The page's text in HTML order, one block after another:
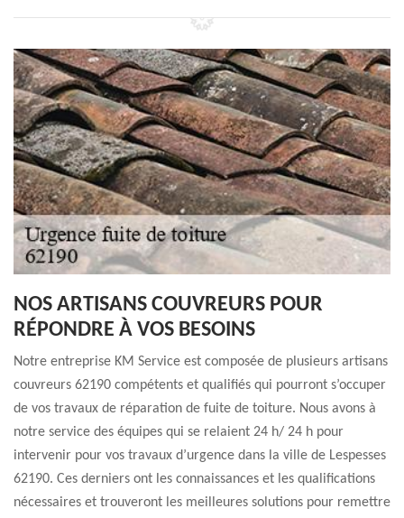
NOS ARTISANS COUVREURS POUR
RÉPONDRE À VOS BESOINS
Notre entreprise KM Service est composée de plusieurs artisans
couvreurs 62190 compétents et qualifiés qui pourront s’occuper
de vos travaux de réparation de fuite de toiture. Nous avons à
notre service des équipes qui se relaient 24 h/ 24 h pour
intervenir pour vos travaux d’urgence dans la ville de Lespesses
62190. Ces derniers ont les connaissances et les qualifications
nécessaires et trouveront les meilleures solutions pour remettre